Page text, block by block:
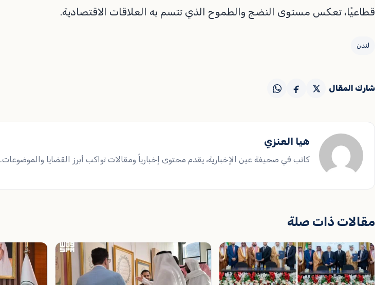
قطاعيًا، تعكس مستوى النضج والطموح الذي تتسم به العلاقات الاقتصادية.
لندن
شارك المقال
هيا العنزي
كاتب في صحيفة عين الإخبارية، يقدم محتوى إخبارياً ومقالات تواكب أبرز القضايا والموضوعات.
مقالات ذات صلة